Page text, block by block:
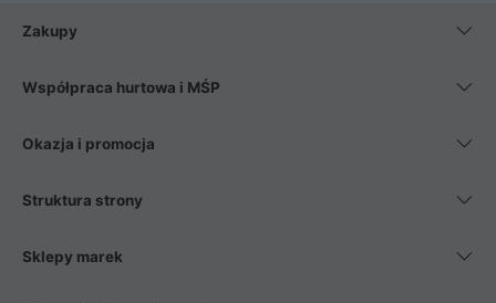
wentylatory. Na koniec mając już to wszystko, możesz
Zakupy
Współpraca hurtowa i MŚP
Okazja i promocja
Struktura strony
Sklepy marek